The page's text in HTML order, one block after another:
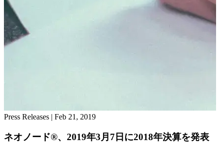
Press Releases | Feb 21, 2019
ネオノード®、2019年3月7日に2018年決算を発表